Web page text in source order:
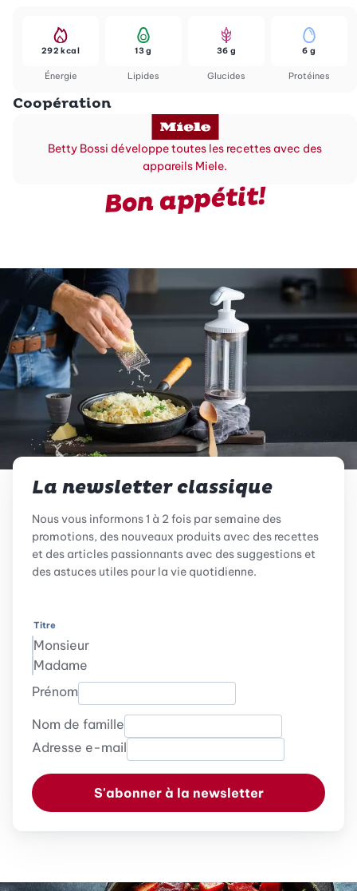
Énergie
292 kcal
Lipides
13 g
Glucides
36 g
Protéines
6 g
Coopération
Betty Bossi développe toutes les recettes avec des
appareils Miele.
Bon appétit!
La newsletter classique
Nous vous informons 1 à 2 fois par semaine des
promotions, des nouveaux produits avec des recettes
et des articles passionnants avec des suggestions et
des astuces utiles pour la vie quotidienne.
Titre
Monsieur
Madame
Prénom
Nom de famille
Adresse e-mail
S'abonner à la newsletter